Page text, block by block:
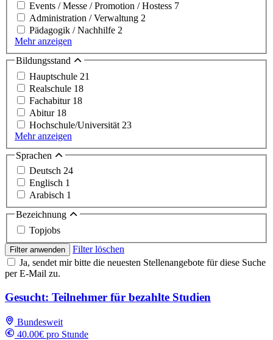
Events / Messe / Promotion / Hostess 7
Administration / Verwaltung 2
Pädagogik / Nachhilfe 2
Mehr anzeigen
Bildungsstand
Hauptschule 21
Realschule 18
Fachabitur 18
Abitur 18
Hochschule/Universität 23
Mehr anzeigen
Sprachen
Deutsch 24
Englisch 1
Arabisch 1
Bezeichnung
Topjobs
Filter anwenden
Filter löschen
Ja, sendet mir bitte die neuesten Stellenangebote für diese Suche
per E-Mail zu.
Gesucht: Teilnehmer für bezahlte Studien
Bundesweit
40.00€ pro Stunde